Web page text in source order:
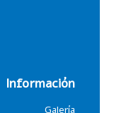
Información
Galería